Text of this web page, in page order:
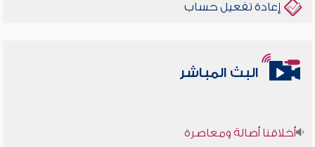
إعادة تفعيل حساب
البث المباشر
أخلاقنا أصالة ومعاصرة